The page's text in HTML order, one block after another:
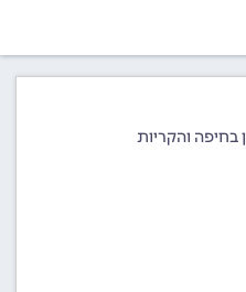
בחיפה והקריות